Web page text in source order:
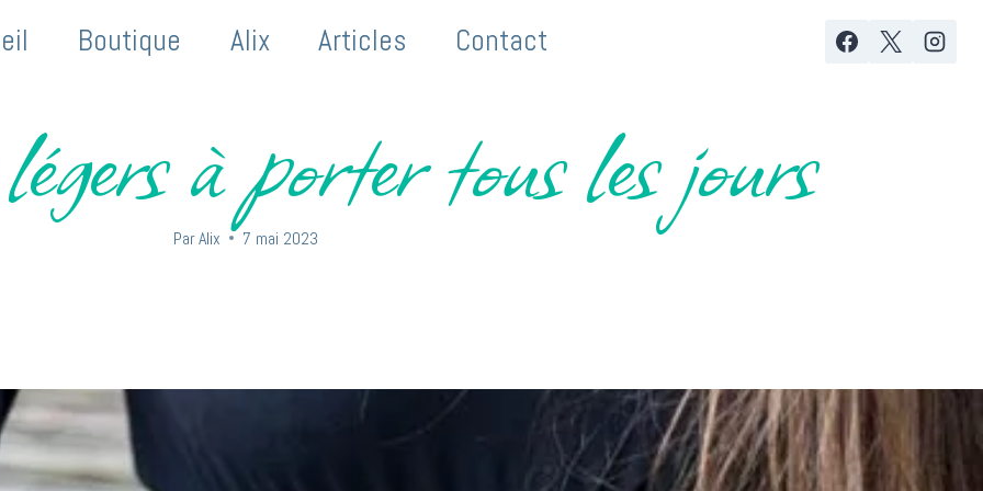
Boutique Alix Articles Contact
à porter tous les jours
ParAlix 7 mai 2023